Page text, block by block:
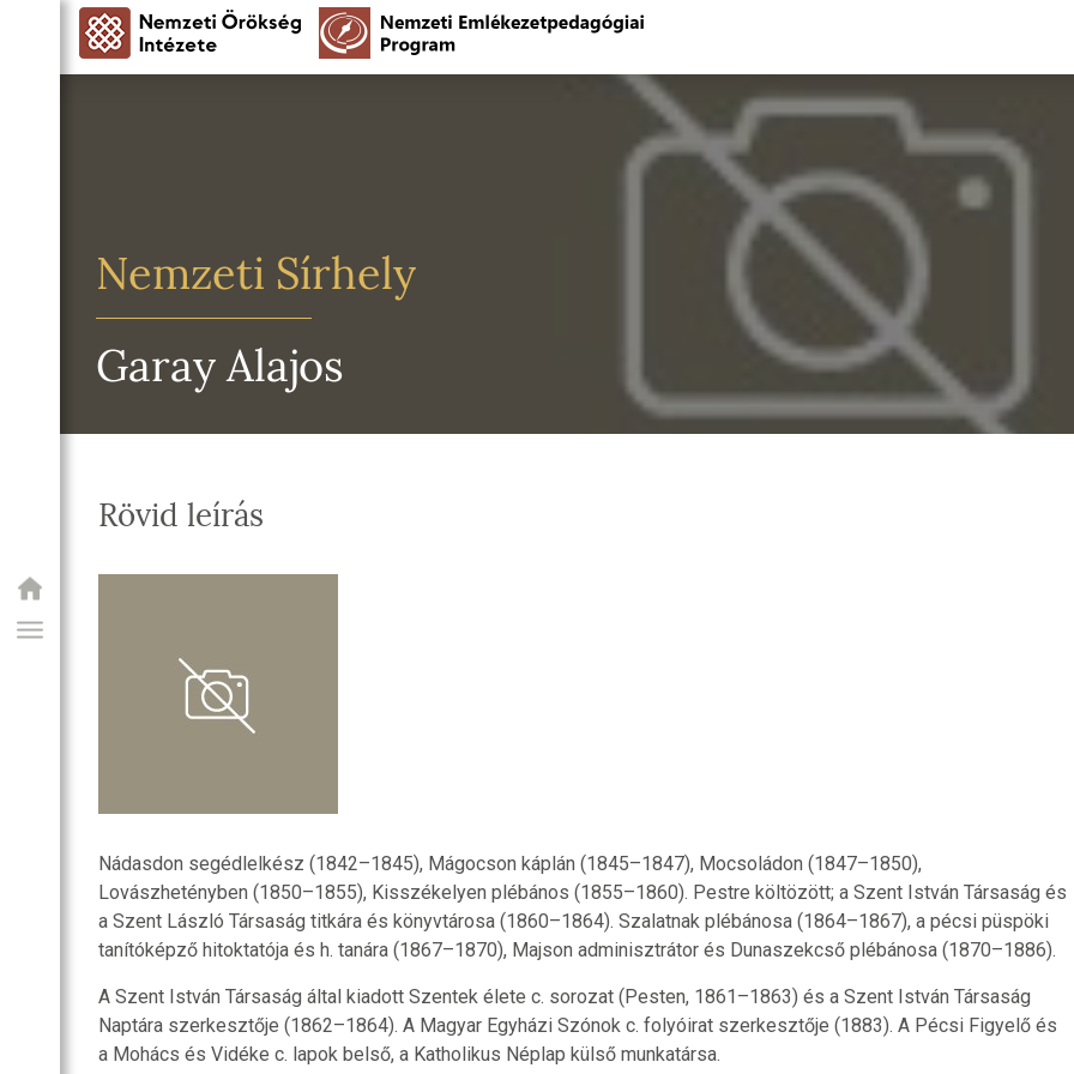
PROGRAM
Nemzeti Sírhely
Garay Alajos
Rövid leírás
Nádasdon segédlelkész (1842–1845), Mágocson káplán (1845–1847), Mocsoládon (1847–1850),
Lovászhetényben (1850–1855), Kisszékelyen plébános (1855–1860). Pestre költözött; a Szent István Társaság és
a Szent László Társaság titkára és könyvtárosa (1860–1864). Szalatnak plébánosa (1864–1867), a pécsi püspöki
tanítóképző hitoktatója és h. tanára (1867–1870), Majson adminisztrátor és Dunaszekcső plébánosa (1870–1886).
A Szent István Társaság által kiadott Szentek élete c. sorozat (Pesten, 1861–1863) és a Szent István Társaság
Naptára szerkesztője (1862–1864). A Magyar Egyházi Szónok c. folyóirat szerkesztője (1883). A Pécsi Figyelő és
a Mohács és Vidéke c. lapok belső, a Katholikus Néplap külső munkatársa.